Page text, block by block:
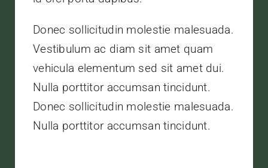
Donec sollicitudin molestie malesuada.
Vestibulum ac diam sit amet quam
vehicula elementum sed sit amet dui.
Nulla porttitor accumsan tincidunt.
Donec sollicitudin molestie malesuada.
Nulla porttitor accumsan tincidunt.